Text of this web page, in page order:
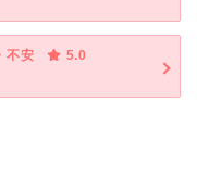
不安
5.0